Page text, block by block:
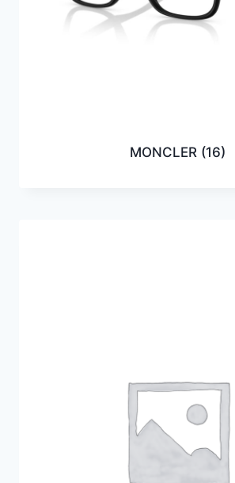
MONCLER (16)